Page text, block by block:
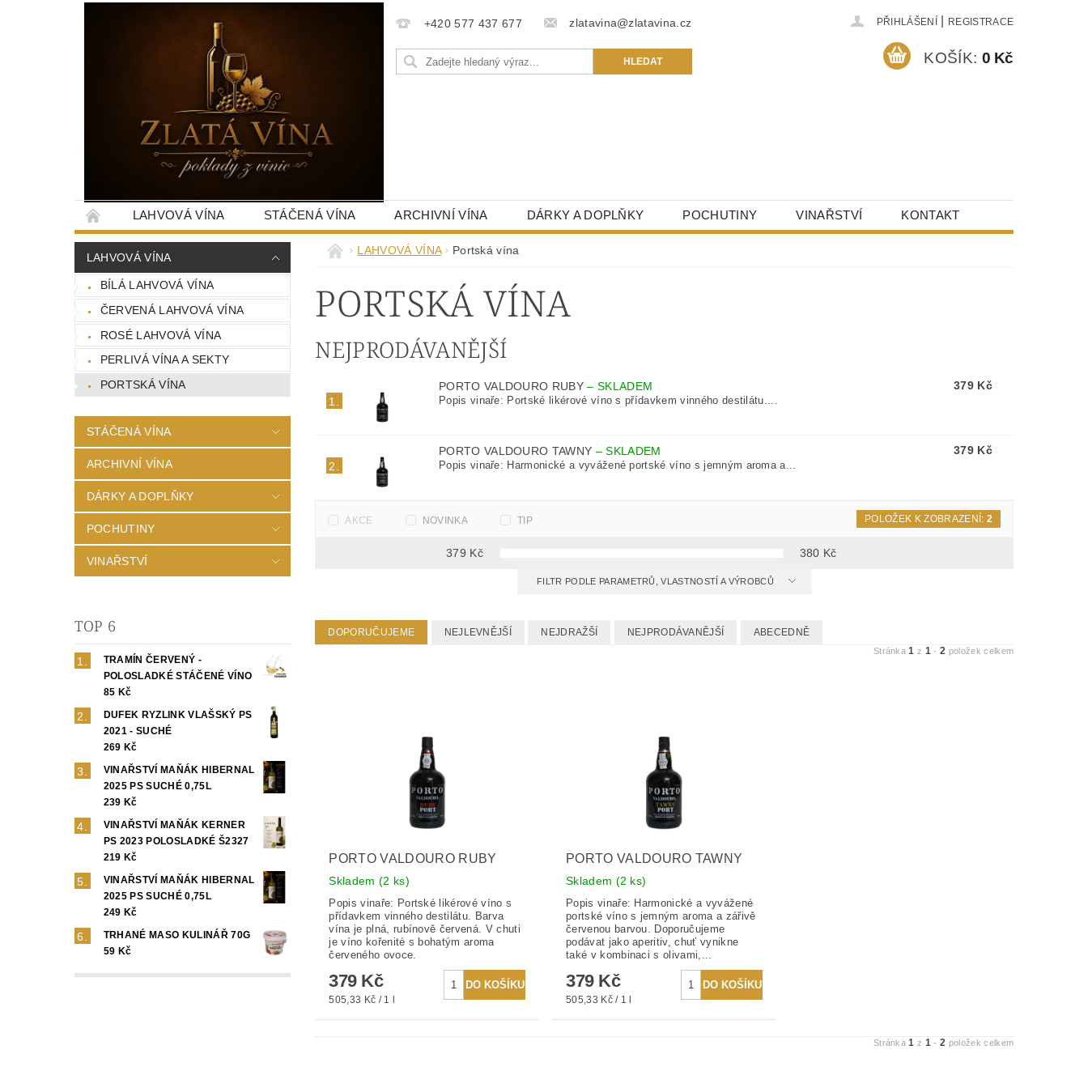
+420 577 437 677 zlatavina@zlatavina.cz PŘIHLÁŠENÍ REGISTRACE
KOŠÍK: 0 Kč
LAHVOVÁ VÍNA STÁČENÁ VÍNA ARCHIVNÍ VÍNA DÁRKY A DOPLŇKY POCHUTINY VINAŘSTVÍ KONTAKT
LAHVOVÁ VÍNA
BÍLÁ LAHVOVÁ VÍNA
ČERVENÁ LAHVOVÁ VÍNA
ROSÉ LAHVOVÁ VÍNA
PERLIVÁ VÍNA A SEKTY
PORTSKÁ VÍNA
STÁČENÁ VÍNA
ARCHIVNÍ VÍNA
DÁRKY A DOPLŇKY
POCHUTINY
VINAŘSTVÍ
TOP 6
TRAMÍN ČERVENÝ -
POLOSLADKÉ STÁČENÉ VÍNO
85 Kč
DUFEK RYZLINK VLAŠSKÝ PS
2021 - SUCHÉ
269 Kč
VINAŘSTVÍ MAŇÁK HIBERNAL
2025 PS SUCHÉ 0,75L
239 Kč
VINAŘSTVÍ MAŇÁK KERNER
PS 2023 POLOSLADKÉ Š2327
219 Kč
VINAŘSTVÍ MAŇÁK HIBERNAL
2025 PS SUCHÉ 0,75L
249 Kč
TRHANÉ MASO KULINÁŘ 70G
59 Kč
LAHVOVÁ VÍNA Portská vína
PORTSKÁ VÍNA
NEJPRODÁVANĚJŠÍ
1.
PORTO VALDOURO RUBY– SKLADEM
Popis vinaře: Portské likérové víno s přídavkem vinného destilátu....
379 Kč
2.
PORTO VALDOURO TAWNY –SKLADEM
Popis vinaře: Harmonické a vyvážené portské víno s jemným aroma a...
379 Kč
AKCE NOVINKA TIP
379 Kč 380 Kč
POLOŽEK K ZOBRAZENÍ: 2
FILTR PODLE PARAMETRŮ, VLASTNOSTÍ A VÝROBCŮ
DOPORUČUJEME NEJLEVNĚJŠÍ NEJDRAŽŠÍ NEJPRODÁVANĚJŠÍ ABECEDNĚ
Stránka1 z 1 -2 položek celkem
PORTO VALDOURO RUBY
Skladem (2 ks)
Popis vinaře: Portské likérové víno s
přídavkem vinného destilátu. Barva
vína je plná, rubínově červená. V chuti
je víno kořenité s bohatým aroma
červeného ovoce.
379 Kč
505,33 Kč / 1 l
PORTO VALDOURO TAWNY
Skladem (2 ks)
Popis vinaře: Harmonické a vyvážené
portské víno s jemným aroma a zářivě
červenou barvou. Doporučujeme
podávat jako aperitiv, chuť vynikne
také v kombinaci s olivami,...
379 Kč
505,33 Kč / 1 l
Stránka1 z 1 -2 položek celkem